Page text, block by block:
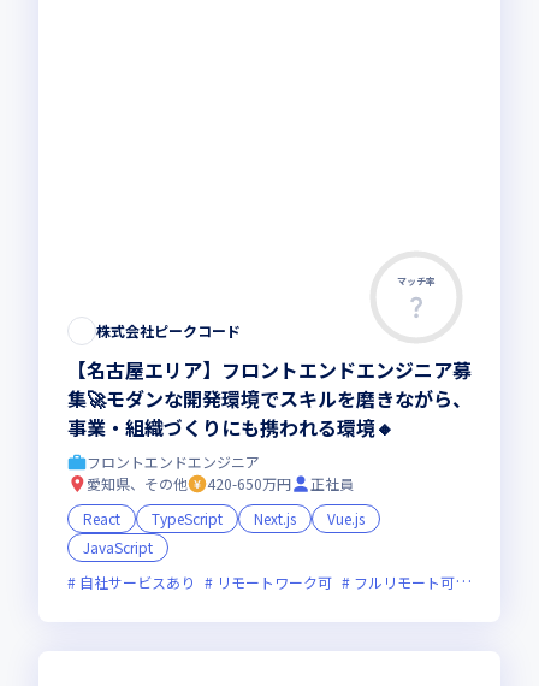
マッチ率
株式会社ピークコード
【名古屋エリア】フロントエンドエンジニア募
集🚀モダンな開発環境でスキルを磨きながら、
事業・組織づくりにも携われる環境🔸
フロントエンドエンジニア
愛知県、その他
420-650万円
正社員
React
TypeScript Next.js
Vue.js
JavaScript
自社サービスあり
リモートワーク可 フルリモート可